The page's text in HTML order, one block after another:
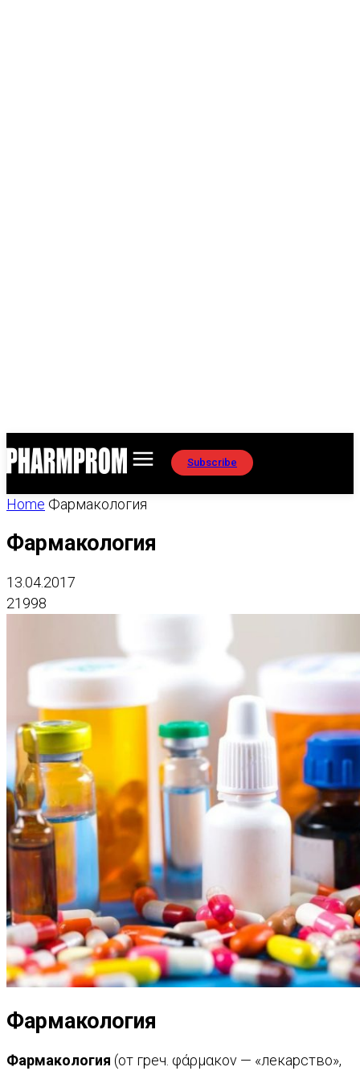
Subscribe
Home Фармакология
Фармакология
13.04.2017
21998
Фармакология
Фармакология (от греч. φάρμακον — «лекарство»,